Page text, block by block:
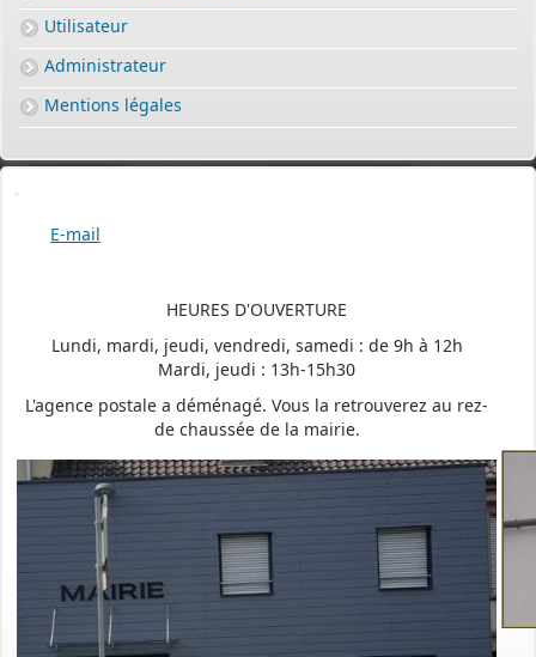
Utilisateur
Administrateur
Mentions légales
E-mail
HEURES D'OUVERTURE
Lundi, mardi, jeudi, vendredi, samedi : de 9h à 12h
Mardi, jeudi : 13h-15h30
L'agence postale a déménagé. Vous la retrouverez au rez-
de chaussée de la mairie.
PERMIS DE CONSTRUIRE- DECLARATION PREALABLE
dorénavant en ligne